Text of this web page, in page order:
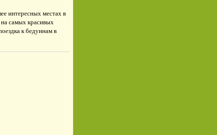
интересных местах в
самых красивых
к бедуинам в